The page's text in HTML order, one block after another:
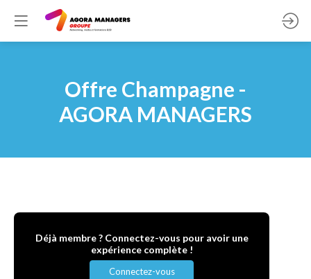
Offre Champagne -
AGORA MANAGERS
Déjà membre ? Connectez-vous pour avoir une
expérience complète !
Connectez-vous